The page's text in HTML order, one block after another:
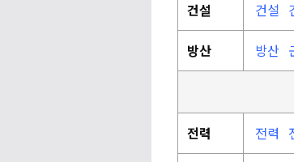
건설 건설
방산 방산
전력 전력